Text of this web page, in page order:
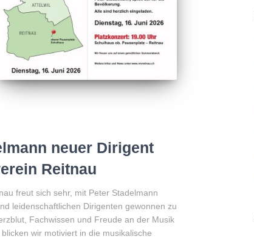
neuer Dirigent
Reitnau
freut sich sehr, mit Peter Stadelmann
leidenschaftlichen Dirigenten gewonnen zu
Fachwissen und Freude an der Musik
wir motiviert in die musikalische